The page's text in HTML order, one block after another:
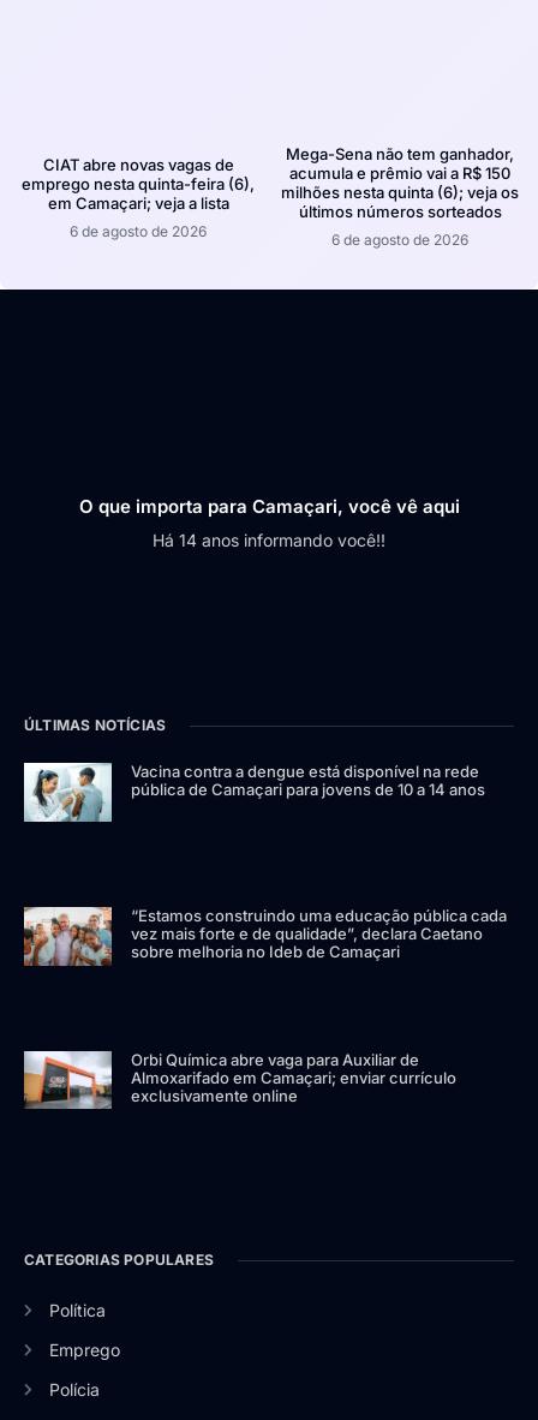
CIAT abre novas vagas de
emprego nesta quinta-feira (6),
em Camaçari; veja a lista
6 de agosto de 2026
Mega-Sena não tem ganhador,
acumula e prêmio vai a R$ 150
milhões nesta quinta (6); veja os
últimos números sorteados
6 de agosto de 2026
O que importa para Camaçari, você vê aqui
Há 14 anos informando você!!
ÚLTIMAS NOTÍCIAS
Vacina contra a dengue está disponível na rede
pública de Camaçari para jovens de 10 a 14 anos
“Estamos construindo uma educação pública cada
vez mais forte e de qualidade”, declara Caetano
sobre melhoria no Ideb de Camaçari
Orbi Química abre vaga para Auxiliar de
Almoxarifado em Camaçari; enviar currículo
exclusivamente online
CATEGORIAS POPULARES
Política
Emprego
Polícia